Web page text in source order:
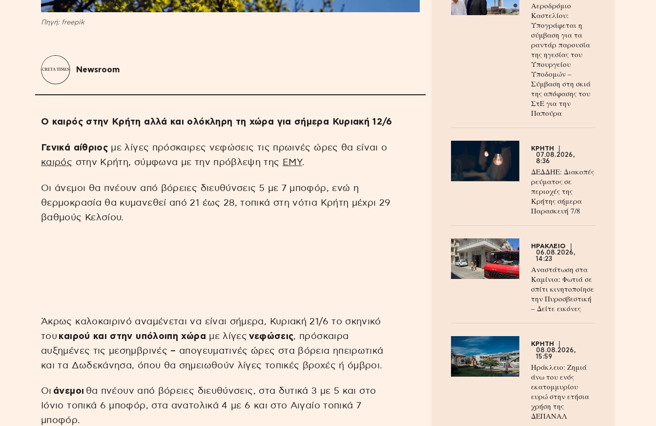
Πηγή: freepik
Newsroom
Ο καιρός στην Κρήτη αλλά και ολόκληρη τη χώρα για σήμερα Κυριακή 12/6
Γενικά αίθριος με λίγες πρόσκαιρες νεφώσεις τις πρωινές ώρες θα είναι ο
καιρός στην Κρήτη, σύμφωνα με την πρόβλεψη της ΕΜΥ.
Οι άνεμοι θα πνέουν από βόρειες διευθύνσεις 5 με 7 μποφόρ, ενώ η
θερμοκρασία θα κυμανεθεί από 21 έως 28, τοπικά στη νότια Κρήτη μέχρι 29
βαθμούς Κελσίου.
Άκρως καλοκαιρινό αναμένεται να είναι σήμερα, Κυριακή 21/6 το σκηνικό
του καιρού και στην υπόλοιπη χώρα με λίγες νεφώσεις, πρόσκαιρα
αυξημένες τις μεσημβρινές – απογευματινές ώρες στα βόρεια ηπειρωτικά
και τα Δωδεκάνησα, όπου θα σημειωθούν λίγες τοπικές βροχές ή όμβροι.
Οι άνεμοι θα πνέουν από βόρειες διευθύνσεις, στα δυτικά 3 με 5 και στο
Ιόνιο τοπικά 6 μποφόρ, στα ανατολικά 4 με 6 και στο Αιγαίο τοπικά 7
μποφόρ.
Αεροδρόμιο
Καστελίου:
Υπογράφεται η
σύμβαση για τα
ραντάρ παρουσία
της ηγεσίας του
Υπουργείου
Υποδομών –
Σύμβαση στη σκιά
της απόφασης του
ΣτΕ για την
Παπούρα
ΚΡΗΤΗ
07.08.2026,
8:36
ΔΕΔΔΗΕ: Διακοπές
ρεύματος σε
περιοχές της
Κρήτης σήμερα
Παρασκευή 7/8
ΗΡΑΚΛΕΙΟ
06.08.2026,
14:23
Αναστάτωση στα
Καμίνια: Φωτιά σε
σπίτι κινητοποίησε
την Πυροσβεστική
– Δείτε εικόνες
ΚΡΗΤΗ
08.08.2026,
15:59
Ηράκλειο: Ζημιά
άνω του ενός
εκατομμυρίου
ευρώ στην ετήσια
χρήση της
ΔΕΠΑΝΑΛ